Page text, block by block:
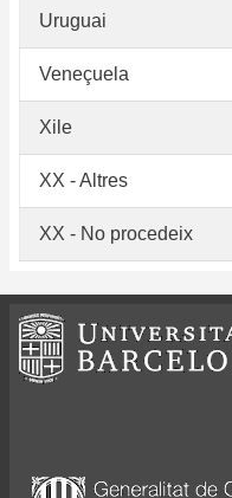
Uruguai
Veneçuela
Xile
XX - Altres
XX - No procedeix